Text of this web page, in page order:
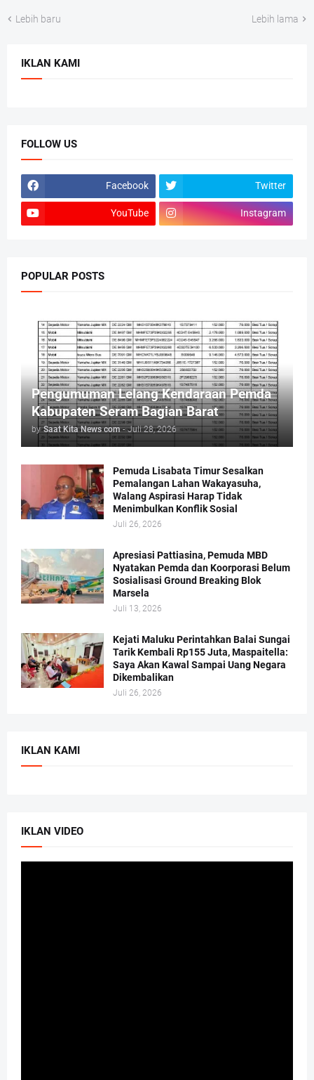
Lebih baru Lebih lama
IKLAN KAMI
FOLLOW US
Facebook Twitter
YouTube Instagram
POPULAR POSTS
Pengumuman Lelang Kendaraan Pemda
Kabupaten Seram Bagian Barat
by Saat Kita News com - Juli 28, 2026
Pemuda Lisabata Timur Sesalkan
Pemalangan Lahan Wakayasuha,
Walang Aspirasi Harap Tidak
Menimbulkan Konflik Sosial
Juli 26, 2026
Apresiasi Pattiasina, Pemuda MBD
Nyatakan Pemda dan Koorporasi Belum
Sosialisasi Ground Breaking Blok
Marsela
Juli 13, 2026
Kejati Maluku Perintahkan Balai Sungai
Tarik Kembali Rp155 Juta, Maspaitella:
Saya Akan Kawal Sampai Uang Negara
Dikembalikan
Juli 26, 2026
IKLAN KAMI
IKLAN VIDEO